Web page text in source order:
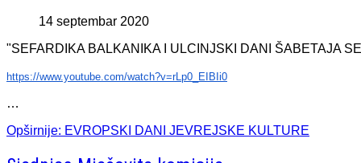
14 septembar 2020
"SEFARDIKA BALKANIKA I ULCINJSKI DANI ŠABETAJA
https://www.youtube.com/watch?v=rLp0_EIBIi0
…
Opširnije: EVROPSKI DANI JEVREJSKE KULTURE